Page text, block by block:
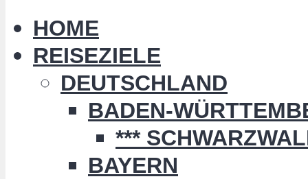
HOME
REISEZIELE
DEUTSCHLAND
BADEN-
***
BAYERN